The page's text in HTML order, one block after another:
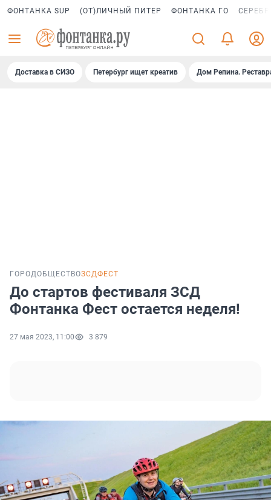
ФОНТАНКА SUP (ОТ)ЛИЧНЫЙ ПИТЕР ФОНТАНКА ГО
Доставка в СИЗО Петербург ищет креатив Дом Репина.
ГОРОДОБЩЕСТВОЗСДФЕСТ
До стартов фестиваля ЗСД
Фонтанка Фест остается неделя!
27 мая 2023, 11:00 3 879